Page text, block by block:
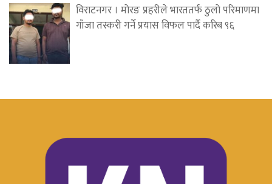
विराटनगर । मोरङ प्रहरीले भारततर्फ ठुलो परिमाणमा
गाँजा तस्करी गर्ने प्रयास विफल पार्दै करिब ९६